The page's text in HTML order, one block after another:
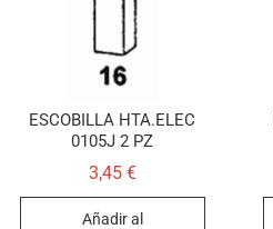
ESCOBILLA HTA.ELEC
0105J 2 PZ
3,45 €
Añadir al